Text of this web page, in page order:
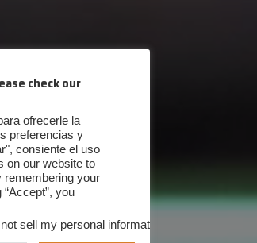
carta
check our
ofrecerle la
preferencias y
consiente el uso
on our website to
remembering your
you
sell my personal information.